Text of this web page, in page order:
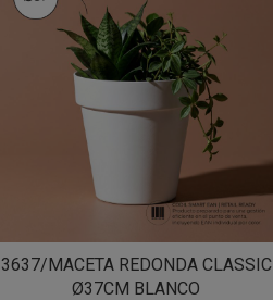
3637/MACETA REDONDA CLASSIC
Ø37CM BLANCO